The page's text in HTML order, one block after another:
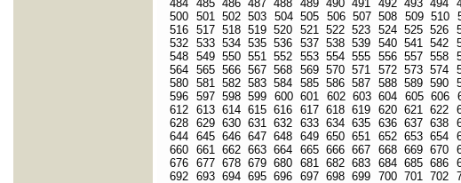
484 485 486 487 488 489 490 491 492 493 494
500 501 502 503 504 505 506 507 508 509 510
516 517 518 519 520 521 522 523 524 525 526
532 533 534 535 536 537 538 539 540 541 542
548 549 550 551 552 553 554 555 556 557 558
564 565 566 567 568 569 570 571 572 573 574
580 581 582 583 584 585 586 587 588 589 590
596 597 598 599 600 601 602 603 604 605 606
612 613 614 615 616 617 618 619 620 621 622
628 629 630 631 632 633 634 635 636 637 638
644 645 646 647 648 649 650 651 652 653 654
660 661 662 663 664 665 666 667 668 669 670
676 677 678 679 680 681 682 683 684 685 686
692 693 694 695 696 697 698 699 700 701 702